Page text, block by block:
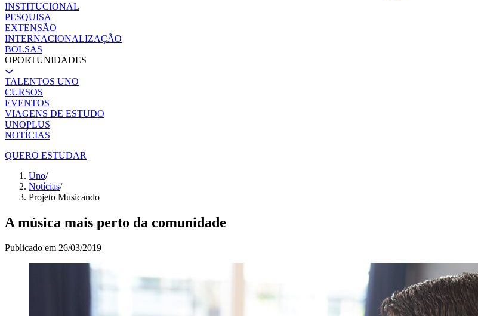
INSTITUCIONAL
PESQUISA
EXTENSÃO
INTERNACIONALIZAÇÃO
BOLSAS
OPORTUNIDADES
TALENTOS UNO
CURSOS
EVENTOS
VIAGENS DE ESTUDO
UNOPLUS
NOTÍCIAS
QUERO ESTUDAR
Uno/
Notícias/
Projeto Musicando
A música mais perto da comunidade
Publicado em 26/03/2019